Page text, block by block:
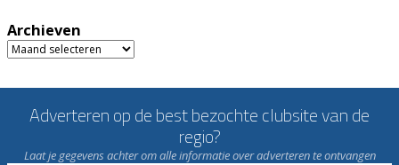
Archieven
Archieven
Adverteren op de best bezochte clubsite van de
regio?
Laat je gegevens achter om alle informatie over adverteren te ontvangen